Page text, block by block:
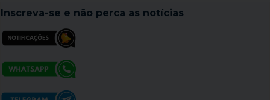
Inscreva-se e não perca as notícias